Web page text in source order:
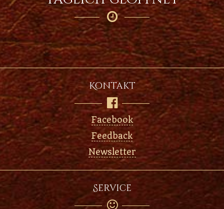

Kontakt

Facebook
Feedback
Newsletter
Service
